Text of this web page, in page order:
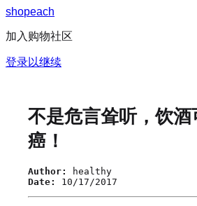
shopeach
加入购物社区
登录以继续
不是危言耸听，饮
癌！
Author:
healthy
Date:
10/17/2017